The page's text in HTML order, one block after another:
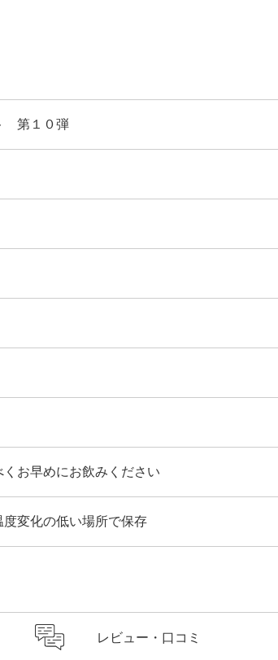
第１０弾
お早めにお飲みください
変化の低い場所で保存
レビュー ・口コミ